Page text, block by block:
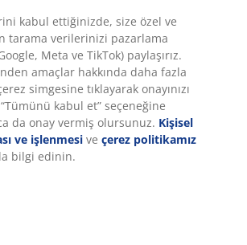
kişiselleştiriyoruz
JYSK olarak, web sitemizi ziyaret
deneyim sunmak için çerezler ve mobil
Çerezler, işlevselliği, istatistikleri ve
için hakkınızda bilgi toplar.